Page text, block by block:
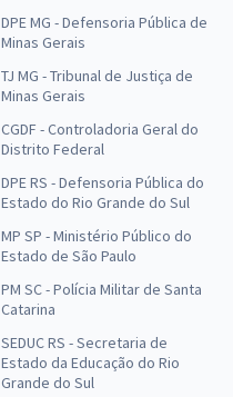
DPE MG - Defensoria Pública de
Minas Gerais
TJ MG - Tribunal de Justiça de
Minas Gerais
CGDF - Controladoria Geral do
Distrito Federal
DPE RS - Defensoria Pública do
Estado do Rio Grande do Sul
MP SP - Ministério Público do
Estado de São Paulo
PM SC - Polícia Militar de Santa
Catarina
SEDUC RS - Secretaria de
Estado da Educação do Rio
Grande do Sul